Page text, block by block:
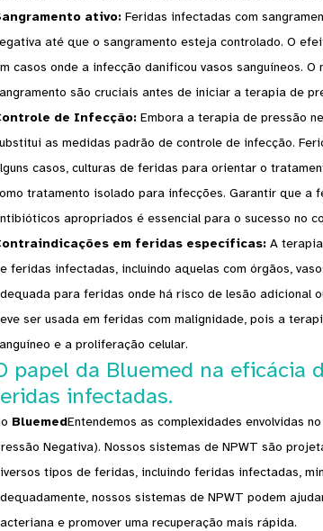
ativo: Feridas infectadas com
até que o sangramento esteja controlado. O
casos onde a infecção danificou vasos sanguíneos.
são cruciais antes de iniciar a terapia de
de Infecção: Embora a terapia de pressão
as medidas padrão de controle de infecção.
casos, culturas de feridas para orientar o
tratamento isolado para infecções. Garantir que a
apropriados é essencial para o sucesso no
em feridas específicas: A
feridas infectadas, incluindo aquelas com órgãos,
para feridas onde há risco de lesão adicional
ser usada em feridas com malignidade, pois a
e a proliferação celular.
papel da Bluemed ​​na eficácia
infectadas.
BluemedEntendemos as complexidades envolvidas
Negativa). Nossos sistemas de NPWT são
tipos de feridas, incluindo feridas infectadas,
nossos sistemas de NPWT podem
e promover uma recuperação mais rápida.